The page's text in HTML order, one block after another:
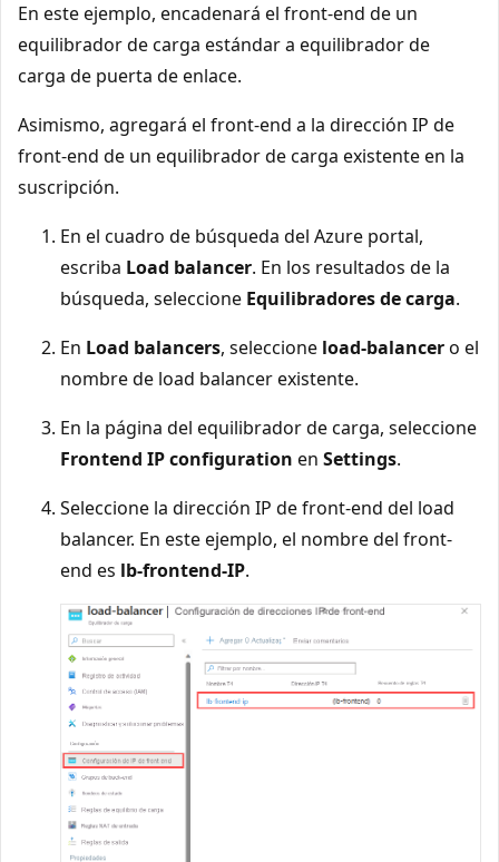
En este ejemplo, encadenará el front-end de un
equilibrador de carga estándar a equilibrador de
carga de puerta de enlace.
Asimismo, agregará el front-end a la dirección IP de
front-end de un equilibrador de carga existente en la
suscripción.
En el cuadro de búsqueda del Azure portal,
escriba Load balancer. En los resultados de la
búsqueda, seleccione Equilibradores de carga.
En Load balancers, seleccione load-balancero el
nombre de load balancer existente.
En la página del equilibrador de carga, seleccione
Frontend IP configuration en Settings.
Seleccione la dirección IP de front-end del load
balancer. En este ejemplo, el nombre del front-
end es lb-frontend-IP.